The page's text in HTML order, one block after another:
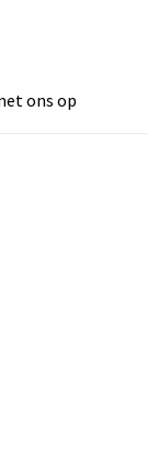
ons op